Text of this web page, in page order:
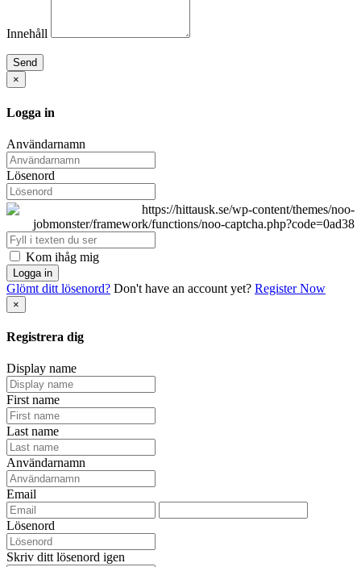
Innehåll
Send
×
Logga in
Användarnamn
Lösenord
Kom ihåg mig
Logga in
Glömt ditt lösenord? Don't have an account yet? Register Now
×
Registrera dig
Display name
First name
Last name
Användarnamn
Email
Lösenord
Skriv ditt lösenord igen